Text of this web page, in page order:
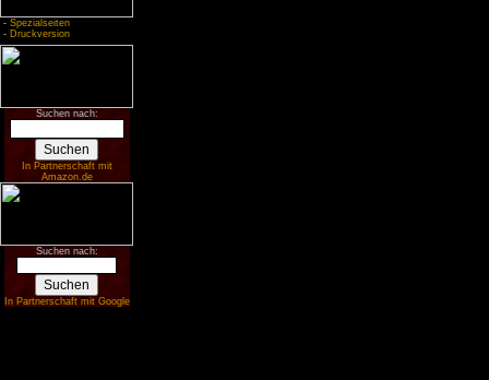
- Spezialseiten
- Druckversion
Suchen nach:
In Partnerschaft mit
Amazon.de
Suchen nach:
In Partnerschaft mit Google